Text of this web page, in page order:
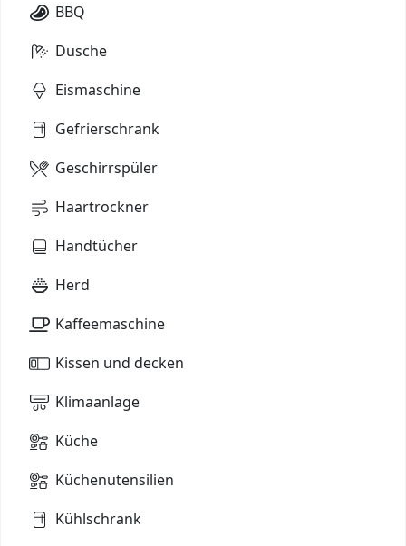
BBQ
Dusche
Eismaschine
Gefrierschrank
Geschirrspüler
Haartrockner
Handtücher
Herd
Kaffeemaschine
Kissen und decken
Klimaanlage
Küche
Küchenutensilien
Kühlschrank